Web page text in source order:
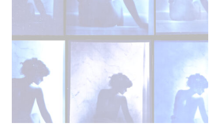
WHISKY
WHITE